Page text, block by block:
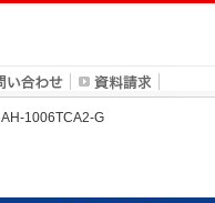
AH-1006TCA2-G